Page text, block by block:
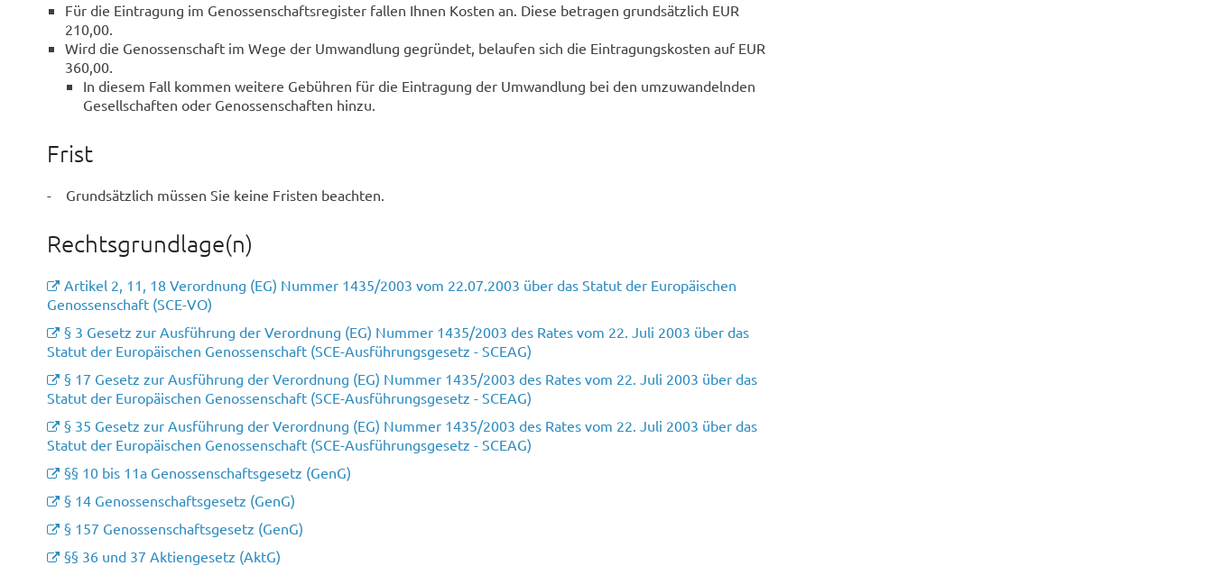
Für die Eintragung im Genossenschaftsregister fallen Ihnen Kosten an. Diese betragen grundsätzlich EUR
210,00.
Wird die Genossenschaft im Wege der Umwandlung gegründet, belaufen sich die Eintragungskosten auf EUR
360,00.
In diesem Fall kommen weitere Gebühren für die Eintragung der Umwandlung bei den umzuwandelnden
Gesellschaften oder Genossenschaften hinzu.
Frist
- Grundsätzlich müssen Sie keine Fristen beachten.
Rechtsgrundlage(n)
Artikel 2, 11, 18 Verordnung (EG) Nummer 1435/2003 vom 22.07.2003 über das Statut der Europäischen
Genossenschaft (SCE-VO)
§ 3 Gesetz zur Ausführung der Verordnung (EG) Nummer 1435/2003 des Rates vom 22. Juli 2003 über das
Statut der Europäischen Genossenschaft (SCE-Ausführungsgesetz - SCEAG)
§ 17 Gesetz zur Ausführung der Verordnung (EG) Nummer 1435/2003 des Rates vom 22. Juli 2003 über das
Statut der Europäischen Genossenschaft (SCE-Ausführungsgesetz - SCEAG)
§ 35 Gesetz zur Ausführung der Verordnung (EG) Nummer 1435/2003 des Rates vom 22. Juli 2003 über das
Statut der Europäischen Genossenschaft (SCE-Ausführungsgesetz - SCEAG)
§§ 10 bis 11a Genossenschaftsgesetz (GenG)
§ 14 Genossenschaftsgesetz (GenG)
§ 157 Genossenschaftsgesetz (GenG)
§§ 36 und 37 Aktiengesetz (AktG)